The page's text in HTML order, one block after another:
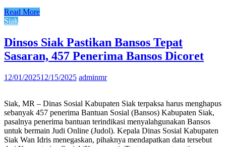
Read More
Siak
Dinsos Siak Pastikan Bansos Tepat
Sasaran, 457 Penerima Bansos Dicoret
12/01/202512/15/2025 adminmr
Siak, MR – Dinas Sosial Kabupaten Siak terpaksa harus menghapus
sebanyak 457 penerima Bantuan Sosial (Bansos) Kabupaten Siak,
pasalnya penerima bantuan terindikasi menyalahgunakan Bansos
untuk bermain Judi Online (Judol). Kepala Dinas Sosial Kabupaten
Siak Wan Idris menegaskan, pihaknya mendapatkan data tersebut